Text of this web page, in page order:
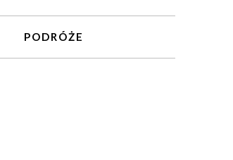
PODRÓŻE